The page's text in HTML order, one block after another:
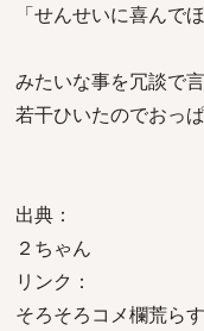
「せんせいに喜んで
みたいな事を冗談で
若干ひいたのでおっ
出典：
２ちゃん
リンク：
そろそろコメ欄荒ら